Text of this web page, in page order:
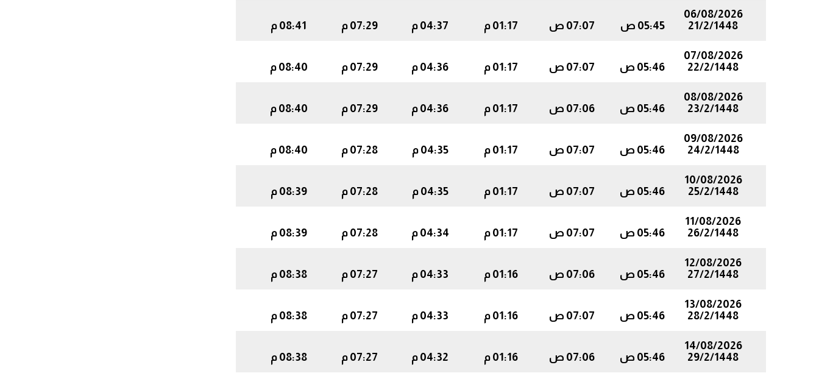
06/08/2026
21/2/1448
05:45 ص 07:07 ص 01:17 م 04:37 م 07:29 م 08:41 م
07/08/2026
22/2/1448
05:46 ص 07:07 ص 01:17 م 04:36 م 07:29 م 08:40 م
08/08/2026
23/2/1448
05:46 ص 07:06 ص 01:17 م 04:36 م 07:29 م 08:40 م
09/08/2026
24/2/1448
05:46 ص 07:07 ص 01:17 م 04:35 م 07:28 م 08:40 م
10/08/2026
25/2/1448
05:46 ص 07:07 ص 01:17 م 04:35 م 07:28 م 08:39 م
11/08/2026
26/2/1448
05:46 ص 07:07 ص 01:17 م 04:34 م 07:28 م 08:39 م
12/08/2026
27/2/1448
05:46 ص 07:06 ص 01:16 م 04:33 م 07:27 م 08:38 م
13/08/2026
28/2/1448
05:46 ص 07:07 ص 01:16 م 04:33 م 07:27 م 08:38 م
14/08/2026
29/2/1448
05:46 ص 07:06 ص 01:16 م 04:32 م 07:27 م 08:38 م